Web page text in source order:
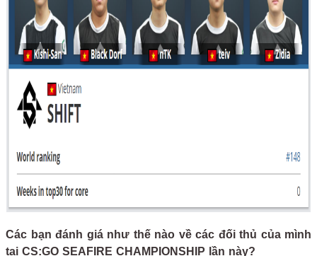
Các bạn đánh giá như thế nào về các đối thủ của mình
tại CS:GO SEAFIRE CHAMPIONSHIP lần này?